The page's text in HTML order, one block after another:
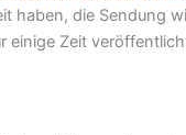
haben, die Sendung
einige Zeit